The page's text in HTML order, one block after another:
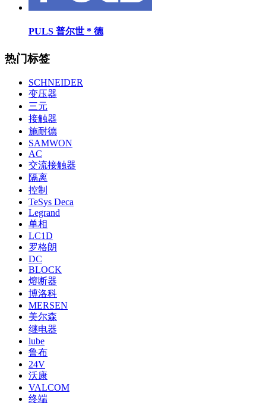
PULS 普尔世 * 德
热门标签
SCHNEIDER
变压器
三元
接触器
施耐德
SAMWON
AC
交流接触器
隔离
控制
TeSys Deca
Legrand
单相
LC1D
罗格朗
DC
BLOCK
熔断器
博洛科
MERSEN
美尔森
继电器
lube
鲁布
24V
沃康
VALCOM
终端